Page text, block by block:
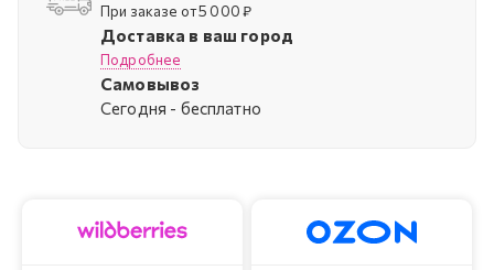
При заказе от 5 000 ₽
Доставка в ваш город
Подробнее
Самовывоз
Cегодня - бесплатно